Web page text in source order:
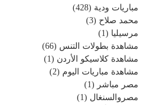
مباريات ودية (428)
محمد صلاح (3)
مرسيليا (1)
مشاهدة بطولات التنس (66)
مشاهدة كلاسيكو الأردن (1)
مشاهدة مباريات اليوم (2)
مصر مباشر (1)
مصروالسنغال (1)